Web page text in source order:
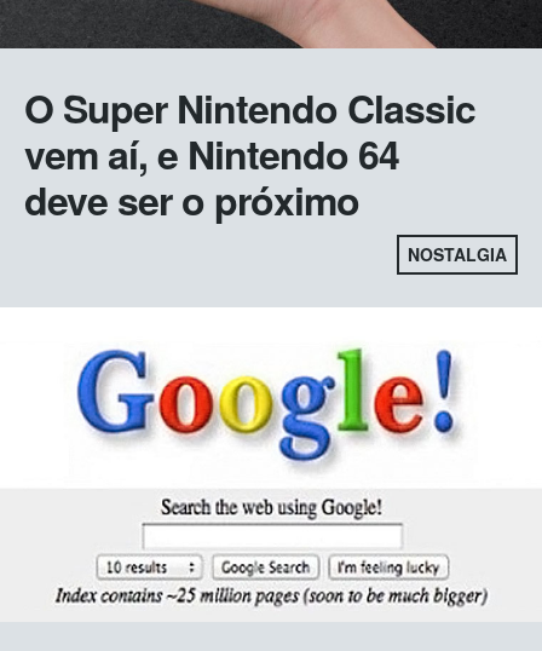
O Super Nintendo Classic
vem aí, e Nintendo 64
deve ser o próximo
NOSTALGIA